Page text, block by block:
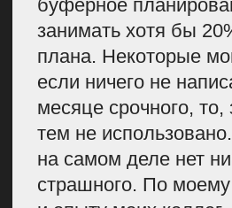
учитывать.